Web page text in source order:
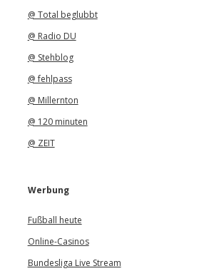
@ Total beglubbt
@ Radio DU
@ Stehblog
@ fehlpass
@ Millernton
@ 120 minuten
@ ZEIT
Werbung
Fußball heute
Online-Casinos
Bundesliga Live Stream